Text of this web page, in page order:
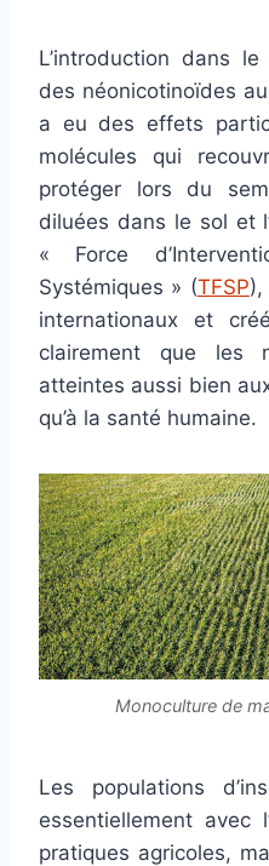
L’introduction dans
des néonicotinoïdes
a eu des effets
molécules qui
protéger lors du
diluées dans le sol et
« Force
Systémiques » (TFSP),
internationaux et
clairement que les
atteintes aussi bien
qu’à la santé humaine.
Monoculture de
Les populations
essentiellement avec
pratiques agricoles,